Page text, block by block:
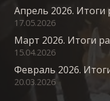
Апрель 2026. Итоги
17.05.2026
Март 2026. Итоги
15.04.2026
Февраль 2026.
20.03.2026